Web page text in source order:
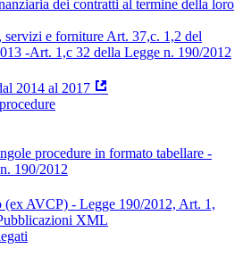
dei contratti al termine della loro
e forniture Art. 37,c. 1,2 del
-Art. 1,c 32 della Legge n. 190/2012
2014 al 2017
procedure in formato tabellare -
190/2012
(ex AVCP) - Legge 190/2012, Art. 1,
XML